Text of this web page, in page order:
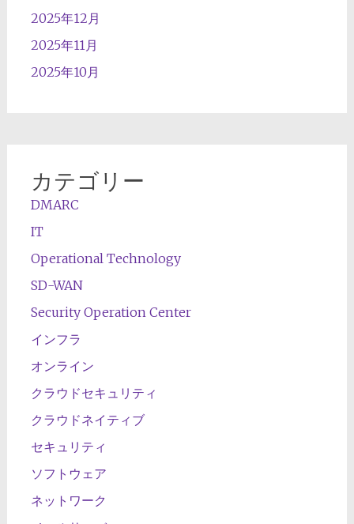
2025年12月
2025年11月
2025年10月
カテゴリー
DMARC
IT
Operational Technology
SD-WAN
Security Operation Center
インフラ
オンライン
クラウドセキュリティ
クラウドネイティブ
セキュリティ
ソフトウェア
ネットワーク